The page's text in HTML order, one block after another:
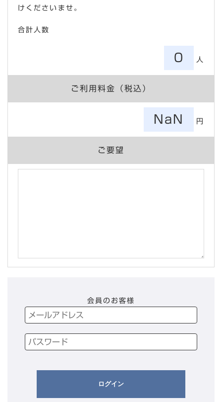
けくださいませ。
合計人数
0 人
ご利用料金（税込）
NaN 円
ご要望
会員のお客様
ログイン